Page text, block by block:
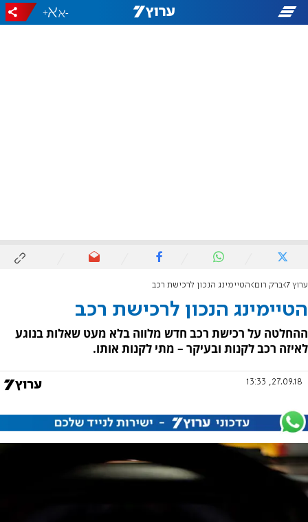
-
+
ערוץ 7 ברק רום הטיימינג הנכון לרכישת רכב
הטיימינג הנכון לרכישת רכב
ההחלטה על רכישת רכב חדש מלווה בלא מעט שאלות בנוגע
לאיזה רכב לקנות ובעיקר – מתי לקנות אותו.
27.09.18, 13:33